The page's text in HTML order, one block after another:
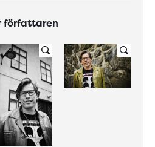
författaren